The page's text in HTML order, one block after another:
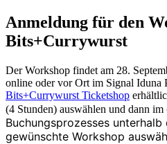
Anmeldung für den
Bits+Currywurst
Der Workshop findet am 28.
online oder vor Ort im Signal Iduna
Bits+Currywurst Ticketshop
(4 Stunden) auswählen und dann im
Buchungsprozesses
gewünschte Workshop